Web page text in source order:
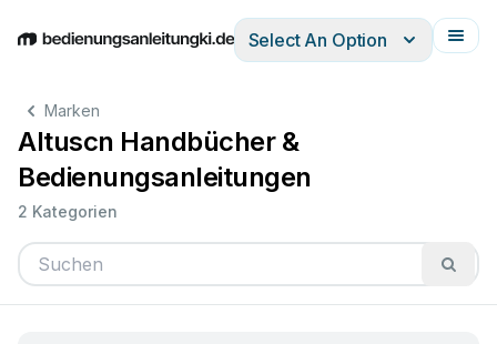
EnglishDeutschEspañolItalianoFrançais
Select An Option
Marken
Altuscn Handbücher &
Bedienungsanleitungen
2 Kategorien